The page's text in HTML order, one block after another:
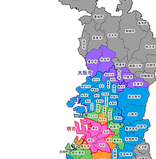
Power Spread!!!!～」@大阪
月25日(金)「ラブライブ！蓮ノ空
女学院スクールアイドルクラブ
5th Live Tour ～4Pair Power
Spread!!!!～」@大阪城ホール
https://www.lovelive-
anime.jp/hasunosora/live-
event/live_detail.php?p=4PPS
こちらのイベントのお花はご